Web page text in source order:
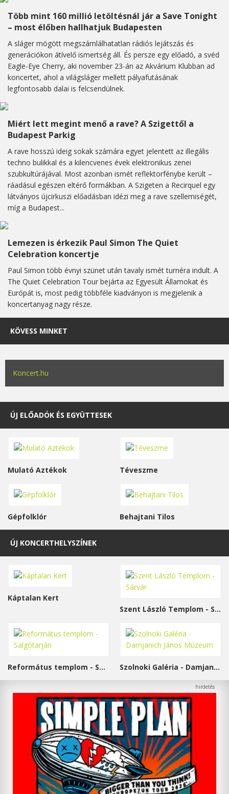
Több mint 160 millió letöltésnál jár a Save Tonight
– most élőben hallhatjuk Budapesten
A sláger mögött megszámlálhatatlan rádiós lejátszás és
generációkon átívelő ismertség áll. És persze egy előadó, a svéd
Eagle-Eye Cherry, aki november 23-án az Akvárium Klubban ad
koncertet, ahol a világsláger mellett pályafutásának
legfontosabb dalai is felcsendülnek.
Miért lett megint menő a rave? A Szigettől a
Budapest Parkig
A rave hosszú ideig sokak számára egyet jelentett az illegális
techno bulikkal és a kilencvenes évek elektronikus zenei
szubkultúrájával. Most azonban ismét reflektorfénybe került –
ráadásul egészen eltérő formákban. A Szigeten a Recirquel egy
látványos újcirkuszi előadásban idézi meg a rave szellemiségét,
míg a Budapest...
Lemezen is érkezik Paul Simon The Quiet
Celebration koncertje
Paul Simon több évnyi szünet után tavaly ismét turnéra indult. A
The Quiet Celebration Tour bejárta az Egyesült Államokat és
Európát is, most pedig többféle kiadványon is megjelenik a
koncertanyag nagy része.
KÖVESS MINKET
Koncert.hu
ÚJ ELŐADÓK ÉS EGYÜTTESEK
Mulató Aztékok Téveszme
Gépfolklór Behajtani Tilos
ÚJ KONCERTHELYSZÍNEK
Káptalan Kert
Szent László Templom - Sárvár
Református templom - Salgótarján Szolnoki Galéria - Damjanich János Múzeum